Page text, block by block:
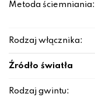
Metoda ściemniania:
Rodzaj włącznika:
Źródło światła
Rodzaj gwintu: